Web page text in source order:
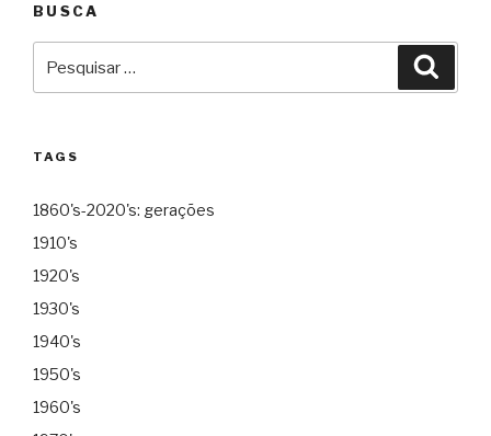
BUSCA
por:
TAGS
1860's-2020's: gerações
1910's
1920's
1930's
1940's
1950's
1960's